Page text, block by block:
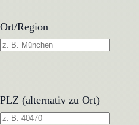
Ort/Region
PLZ (alternativ zu Ort)